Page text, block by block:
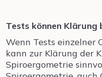
Tests können Klärung
Wenn Tests einzelner
kann zur Klärung der
Spiroergometrie